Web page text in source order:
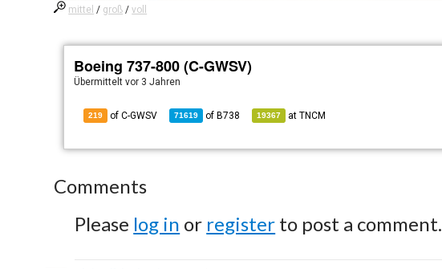
mittel / groß /voll
Boeing 737-800 (C-GWSV)
Übermitteltvor 3 Jahren
219 of C-GWSV 71619 of B738 19367 atTNCM
Comments
Please log in or register to post a comment.